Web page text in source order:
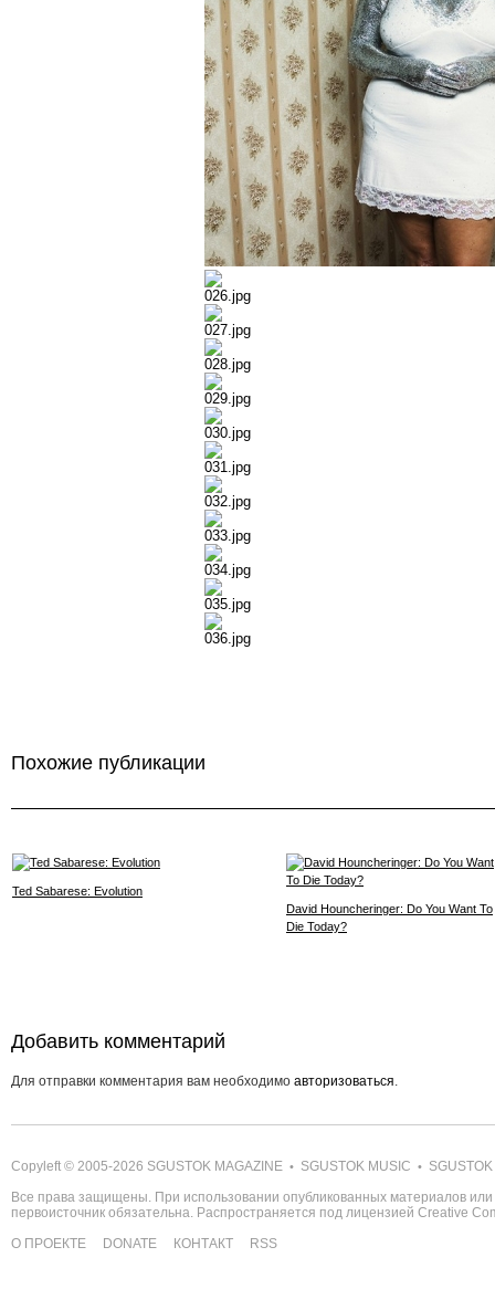
Похожие публикации
Ted Sabarese: Evolution
David Houncheringer: Do You Want To
Die Today?
Добавить комментарий
Для отправки комментария вам необходимо авторизоваться.
Copyleft © 2005-2026 SGUSTOK MAGAZINE • SGUSTOK MUSIC •
Все права защищены. При использовании опубликованных материалов
первоисточник обязательна. Распространяется под лицензией Creative
О ПРОЕКТЕ
DONATE КОНТАКТ RSS